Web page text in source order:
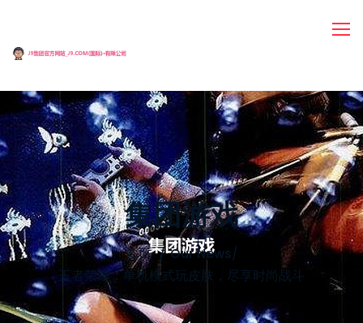
集团游戏
首页 Our News/
王者荣耀：单机模式玩皮肤，尽享时尚战斗